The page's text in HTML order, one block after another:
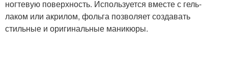
ногтевую поверхность. Используется вместе с гель-
лаком или акрилом, фольга позволяет создавать
стильные и оригинальные маникюры.